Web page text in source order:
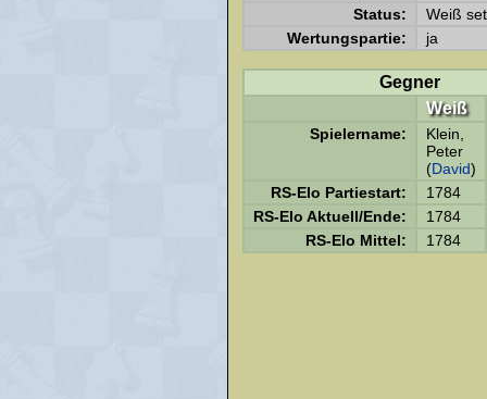
Status:
Weiß
Wertungspartie:
ja
Gegner
Weiß
Spielername:
Klein,
Peter
(David)
RS-Elo Partiestart:
1784
RS-Elo Aktuell/Ende:
1784
RS-Elo Mittel:
1784